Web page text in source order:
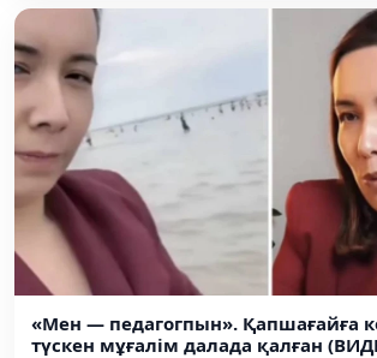
«Мен — педагогпын». Қапшағайға
түскен мұғалім далада қалған